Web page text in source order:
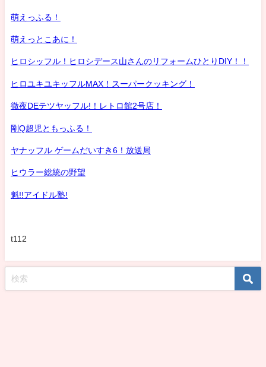
萌えっふる！
萌えっとこあに！
ヒロシッフル！ヒロシデース山さんのリフォームひとりDIY！！
ヒロユキユキッフルMAX！スーパークッキング！
徹夜DEテツヤッフル!！レトロ館2号店！
剛Q超児ともっふる！
ヤナッフル ゲームだいすき6！放送局
ヒウラー総統の野望
魁!!アイドル塾!
t112